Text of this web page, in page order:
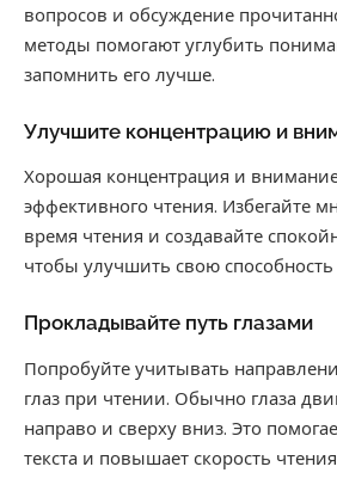
вопросов и обсуждение
методы помогают углубить
запомнить его лучше.
Улучшите концентрацию и
Хорошая концентрация и
эффективного чтения. Избегайте
время чтения и создавайте
чтобы улучшить свою способность
Прокладывайте путь глазами
Попробуйте учитывать
глаз при чтении. Обычно глаза
направо и сверху вниз. Это
текста и повышает скорость